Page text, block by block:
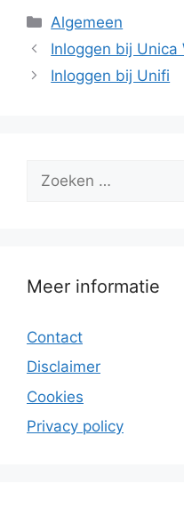
Categorieën
Algemeen
Inloggen bij Unica
Inloggen bij Unifi
naar:
Meer informatie
Contact
Disclaimer
Cookies
Privacy policy